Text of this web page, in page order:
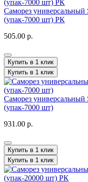
Саморез
(упак-7000 шт) РК
505.00 р.
Купить в 1 клик
Купить в 1 клик
Саморез
(упак-7000 шт)
931.00 р.
Купить в 1 клик
Купить в 1 клик